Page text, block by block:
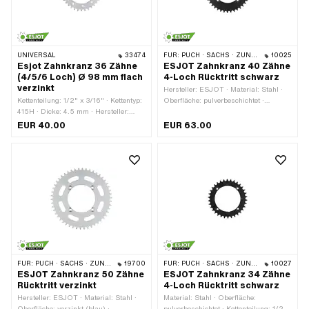
UNIVERSAL 33474
Esjot Zahnkranz 36 Zähne
(4/5/6 Loch) Ø 98 mm flach
verzinkt
Kettenteilung: 1/2" x 3/16" · Kettentyp:
415H · Dicke: 4.5 mm · Hersteller:
ESJOT · Material: Stahl · Oberfläche:
Anzahl Befestigungspunkte: 4 Stk. ·
Anzahl Befestigungspunkte: 5 Stk. ·
Anzahl Befestigungspunkte: 6 Stk. · Ø
Lochkreis: 115 mm
EUR 40.00
FÜR: PUCH · SACHS · ZÜNDAPP BELMONDO · CILO 10025
ESJOT Zahnkranz 40 Zähne
4-Loch Rücktritt schwarz
Hersteller: ESJOT · Material: Stahl ·
Oberfläche: pulverbeschichtet ·
415H · Anzahl Zähne: 40 Stk. · Ø
Dicke: 4.5 mm · Lochabstand: 74 mm ·
Anzahl Befestigungspunkte: 4 Stk. ·
EUR 63.00
FÜR: PUCH · SACHS · ZÜNDAPP BELMONDO · CILO 19700
ESJOT Zahnkranz 50 Zähne
Rücktritt verzinkt
Hersteller: ESJOT · Material: Stahl ·
FÜR: PUCH · SACHS · ZÜNDAPP BELMONDO · CILO 10027
ESJOT Zahnkranz 34 Zähne
4-Loch Rücktritt schwarz
Material: Stahl · Oberfläche: